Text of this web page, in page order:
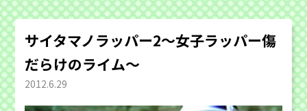
サイタマノラッパー2〜女子ラッパー傷
だらけのライム〜
2012.6.29